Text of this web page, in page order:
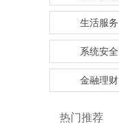
生活服务
系统安全
金融理财
热门推荐